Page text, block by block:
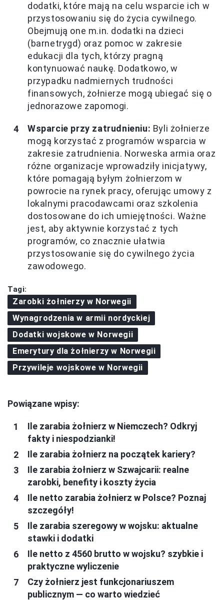
dodatki, które mają na celu wsparcie ich w
przystosowaniu się do życia cywilnego.
Obejmują one m.in. dodatki na dzieci
(barnetrygd) oraz pomoc w zakresie
edukacji dla tych, którzy pragną
kontynuować naukę. Dodatkowo, w
przypadku nadmiernych trudności
finansowych, żołnierze mogą ubiegać się o
jednorazowe zapomogi.
Wsparcie przy zatrudnieniu: Byli żołnierze
mogą korzystać z programów wsparcia w
zakresie zatrudnienia. Norweska armia oraz
różne organizacje wprowadziły inicjatywy,
które pomagają byłym żołnierzom w
powrocie na rynek pracy, oferując umowy z
lokalnymi pracodawcami oraz szkolenia
dostosowane do ich umiejętności. Ważne
jest, aby aktywnie korzystać z tych
programów, co znacznie ułatwia
przystosowanie się do cywilnego życia
zawodowego.
Tagi:
Zarobki żołnierzy w Norwegii
Wynagrodzenia w armii nordyckiej
Dodatki wojskowe w Norwegii
Emerytury dla żołnierzy w Norwegii
Przywileje wojskowe w Norwegii
Powiązane wpisy:
Ile zarabia żołnierz w Niemczech? Odkryj
fakty i niespodzianki!
Ile zarabia żołnierz na początek kariery?
Ile zarabia żołnierz w Szwajcarii: realne
zarobki, benefity i koszty życia
Ile netto zarabia żołnierz w Polsce? Poznaj
szczegóły!
Ile zarabia szeregowy w wojsku: aktualne
stawki i dodatki
Ile netto z 4560 brutto w wojsku? szybkie i
praktyczne wyliczenie
Czy żołnierz jest funkcjonariuszem
publicznym — co warto wiedzieć